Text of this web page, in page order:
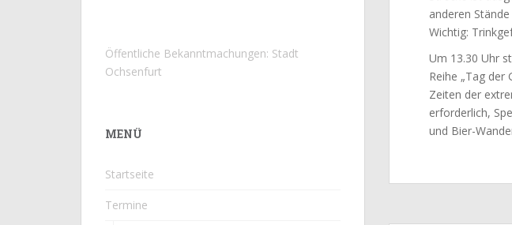
anderen
Wichtig:
Um 13.30 Uhr
Reihe „Tag
Zeiten der
erforderlich,
und Bier-
Öffentliche Bekanntmachungen: Stadt
Ochsenfurt
MENÜ
Startseite
Termine